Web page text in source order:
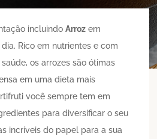
incluindoArroz em
Rico em nutrientes e com
os arrozes são ótimas
em uma dieta mais
você sempre tem em
para diversificar o seu
incríveis do papel para a sua